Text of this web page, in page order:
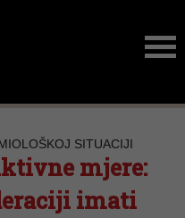
SITUACIJI
mjere:
imati